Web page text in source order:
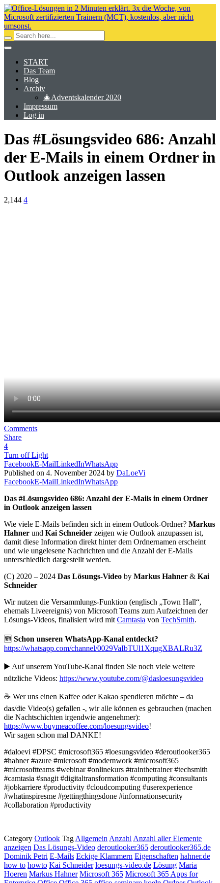
START
Das Team
Blog
Archiv
🎄Adventskalender 2020
Impressum
Log in
Das #Lösungsvideo 686: Anzahl
der E-Mails in einem Ordner in
Outlook anzeigen lassen
2,144 4
Comments
Share
4
Turn off Light
FacebookE-MailLinkedInWhatsApp
Published on 4. November 2024 by DaLoeVi
FacebookE-MailLinkedInWhatsApp
Das #Lösungsvideo 686: Anzahl der E-Mails in einem Ordner
in Outlook anzeigen lassen
Wie viele E-Mails befinden sich in einem Outlook-Ordner? Markus
Hahner und Kai Schneider zeigen wie Outlook anzupassen ist,
damit diese Information direkt hinter dem Ordnernamen erscheint
und wie ungelesene Nachrichten und die Anzahl der E-Mails
unterschiedlich dargestellt werden.
(C) 2020 – 2024 Das Lösungs-Video by Markus Hahner & Kai
Schneider
Wir nutzen die Versammlungs-Funktion (englisch „Town Hall“,
ehemals Liveereignis) von Microsoft Teams zum Aufzeichnen der
Lösungs-Videos, finalisiert wird mit Camtasia von TechSmith.
🆕 Schon unseren WhatsApp-Kanal entdeckt?
https://whatsapp.com/channel/0029VaIbTUl1XqugXBALRu3Z
▶️ Auf unserem YouTube-Kanal finden Sie noch viele weitere
nützliche Videos: https://www.youtube.com/@dasloesungsvideo
☕ Wer uns einen Kaffee oder Kakao spendieren möchte – da
das/die Video(s) gefallen -, wir alle können es gebrauchen (machen
die Nachtschichten irgendwie angenehmer):
https://www.buymeacoffee.com/loesungsvideo!
Wir sagen schon mal DANKE!
#daloevi #DPSC #microsoft365 #loesungsvideo #deroutlooker365
#hahner #azure #microsoft #modernwork #microsoft365
#microsoftteams #webinar #onlinekurs #trainthetrainer #techsmith
#camtasia #snagit #digitaltransformation #computing #consultants
#jobkarriere #productivity #cloudcomputing #userexperience
#whatinspiresme #gettingthingsdone #informationsecurity
#collaboration #productivity
Category Outlook Tag Allgemein Anzahl Anzahl aller Elemente
anzeigen Das Lösungs-Video deroutlooker365 deroutlooker365.de
Dominik Petri E-Mails Eckige Klammern Eigenschaften hahner.de
how to howto Kai Schneider loesungs-video.de Lösung Maria
Hoeren Markus Hahner Microsoft 365 Microsoft 365 Apps for